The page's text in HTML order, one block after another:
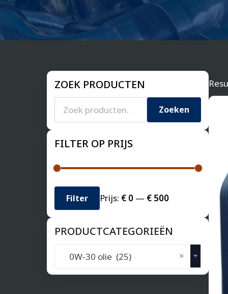
ZOEK PRODUCTEN
Zoeken
naar: Zoeken
FILTER OP PRIJS
Min.
prijs
Max.
prijsFilter Prijs: € 0 — € 500
PRODUCTCATEGORIEËN
×
0W-30 olie (25)